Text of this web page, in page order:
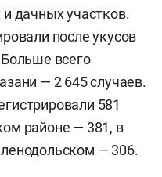
дачных участков.
после укусов
всего
— 2 645 случаев.
581
районе — 381, в
— 306.